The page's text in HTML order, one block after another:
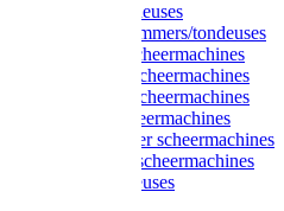
Moser tondeuses
Overige trimmers/tondeuses
Heiniger scheermachines
Hauptner scheermachines
Aesculap scheermachines
Liscop scheermachines
FarmClipper scheermachines
Constanta scheermachines
Wahl tondeuses